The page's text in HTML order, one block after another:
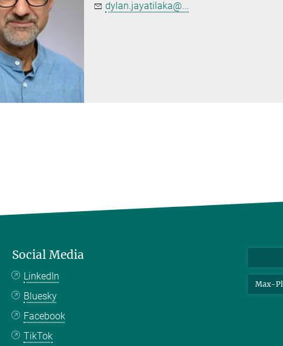
dylan.jayatilaka@...
Social Media
LinkedIn
Bluesky
Facebook
TikTok
Max-